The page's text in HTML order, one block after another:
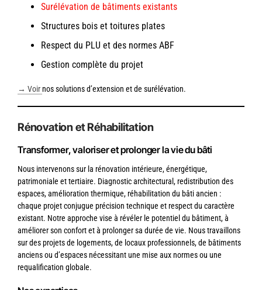
Surélévation de bâtiments existants
Structures bois et toitures plates
Respect du PLU et des normes ABF
Gestion complète du projet
→ Voir nos solutions d’extension et de surélévation.
Rénovation et Réhabilitation
Transformer, valoriser et prolonger la vie du bâti
Nous intervenons sur la rénovation intérieure, énergétique,
patrimoniale et tertiaire. Diagnostic architectural, redistribution des
espaces, amélioration thermique, réhabilitation du bâti ancien :
chaque projet conjugue précision technique et respect du caractère
existant. Notre approche vise à révéler le potentiel du bâtiment, à
améliorer son confort et à prolonger sa durée de vie. Nous travaillons
sur des projets de logements, de locaux professionnels, de bâtiments
anciens ou d’espaces nécessitant une mise aux normes ou une
requalification globale.